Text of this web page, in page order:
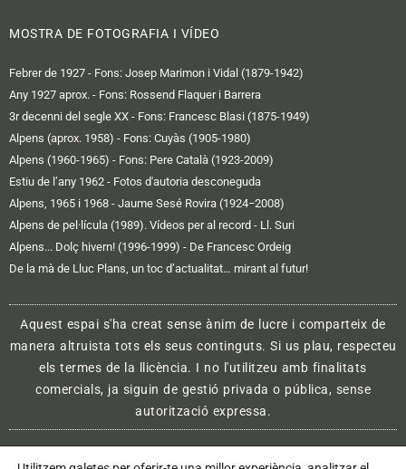
MOSTRA DE FOTOGRAFIA I VÍDEO
Febrer de 1927 - Fons: Josep Marimon i Vidal (1879-1942)
Any 1927 aprox. - Fons: Rossend Flaquer i Barrera
3r decenni del segle XX - Fons: Francesc Blasi (1875-1949)
Alpens (aprox. 1958) - Fons: Cuyàs (1905-1980)
Alpens (1960-1965) - Fons: Pere Català (1923-2009)
Estiu de l’any 1962 - Fotos d'autoria desconeguda
Alpens, 1965 i 1968 - Jaume Sesé Rovira (1924−2008)
Alpens de pel·lícula (1989). Vídeos per al record - Ll. Suri
Alpens... Dolç hivern! (1996-1999) - De Francesc Ordeig
De la mà de Lluc Plans, un toc d’actualitat… mirant al futur!
Aquest espai s'ha creat sense ànim de lucre i comparteix de
manera altruista tots els seus continguts. Si us plau, respecteu
els termes de la llicència. I no l'utilitzeu amb finalitats
comercials, ja siguin de gestió privada o pública, sense
autorització expressa.